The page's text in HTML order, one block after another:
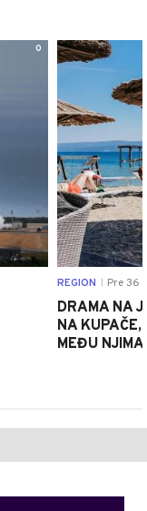
0
REGION Pre 36
DRAMA NA
NA
MEĐU NJIMA